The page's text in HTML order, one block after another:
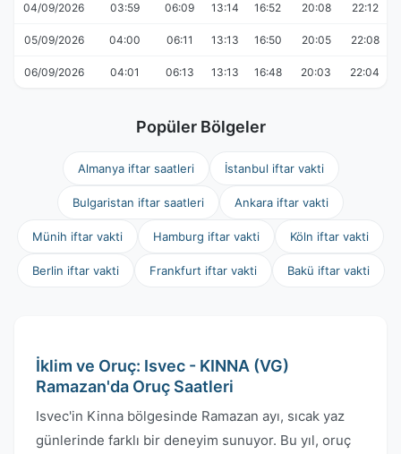
04/09/2026 03:59 06:09 13:14 16:52 20:08 22:12
05/09/2026 04:00 06:11 13:13 16:50 20:05 22:08
06/09/2026 04:01 06:13 13:13 16:48 20:03 22:04
Popüler Bölgeler
Almanya iftar saatleri İstanbul iftar vakti
Bulgaristan iftar saatleri Ankara iftar vakti
Münih iftar vakti Hamburg iftar vakti Köln iftar vakti
Berlin iftar vakti Frankfurt iftar vakti Bakü iftar vakti
İklim ve Oruç: Isvec - KINNA (VG)
Ramazan'da Oruç Saatleri
Isvec'in Kinna bölgesinde Ramazan ayı, sıcak yaz
günlerinde farklı bir deneyim sunuyor. Bu yıl, oruç